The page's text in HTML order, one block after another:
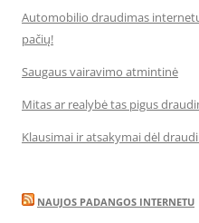
Automobilio draudimas
pačių!
Saugaus vairavimo atmintinė
Mitas ar realybė tas pigus
Klausimai ir atsakymai dėl
NAUJOS PADANGOS INTERNETU